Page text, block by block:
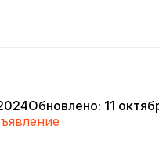
Обновлено: 11